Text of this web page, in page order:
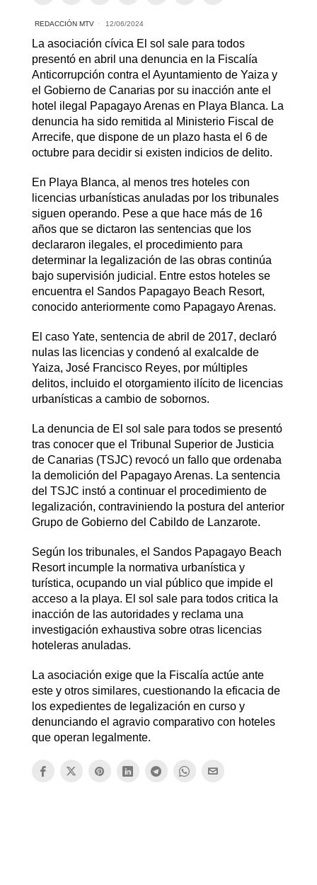
REDACCIÓN MTV 12/06/2024
La asociación cívica El sol sale para todos
presentó en abril una denuncia en la Fiscalía
Anticorrupción contra el Ayuntamiento de Yaiza y
el Gobierno de Canarias por su inacción ante el
hotel ilegal Papagayo Arenas en Playa Blanca. La
denuncia ha sido remitida al Ministerio Fiscal de
Arrecife, que dispone de un plazo hasta el 6 de
octubre para decidir si existen indicios de delito.
En Playa Blanca, al menos tres hoteles con
licencias urbanísticas anuladas por los tribunales
siguen operando. Pese a que hace más de 16
años que se dictaron las sentencias que los
declararon ilegales, el procedimiento para
determinar la legalización de las obras continúa
bajo supervisión judicial. Entre estos hoteles se
encuentra el Sandos Papagayo Beach Resort,
conocido anteriormente como Papagayo Arenas.
El caso Yate, sentencia de abril de 2017, declaró
nulas las licencias y condenó al exalcalde de
Yaiza, José Francisco Reyes, por múltiples
delitos, incluido el otorgamiento ilícito de licencias
urbanísticas a cambio de sobornos.
La denuncia de El sol sale para todos se presentó
tras conocer que el Tribunal Superior de Justicia
de Canarias (TSJC) revocó un fallo que ordenaba
la demolición del Papagayo Arenas. La sentencia
del TSJC instó a continuar el procedimiento de
legalización, contraviniendo la postura del anterior
Grupo de Gobierno del Cabildo de Lanzarote.
Según los tribunales, el Sandos Papagayo Beach
Resort incumple la normativa urbanística y
turística, ocupando un vial público que impide el
acceso a la playa. El sol sale para todos critica la
inacción de las autoridades y reclama una
investigación exhaustiva sobre otras licencias
hoteleras anuladas.
La asociación exige que la Fiscalía actúe ante
este y otros similares, cuestionando la eficacia de
los expedientes de legalización en curso y
denunciando el agravio comparativo con hoteles
que operan legalmente.